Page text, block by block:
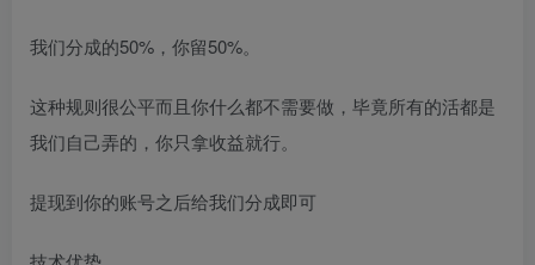
我们分成的50%，你留50%。
这种规则很公平而且你什么都不需要做，毕竟所有的活都是
我们自己弄的，你只拿收益就行。
提现到你的账号之后给我们分成即可